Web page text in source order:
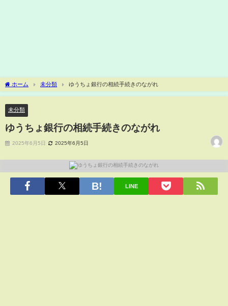
ホーム 未分類 ゆうちょ銀行の相続手続きのながれ
未分類
ゆうちょ銀行の相続手続きのながれ
2025年6月5日 2025年6月5日
LINE